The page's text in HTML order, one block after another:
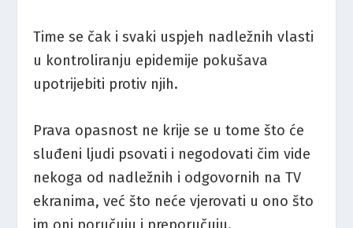
Time se čak i svaki uspjeh nadležnih vlasti
u kontroliranju epidemije pokušava
upotrijebiti protiv njih.
Prava opasnost ne krije se u tome što će
sluđeni ljudi psovati i negodovati čim vide
nekoga od nadležnih i odgovornih na TV
ekranima, već što neće vjerovati u ono što